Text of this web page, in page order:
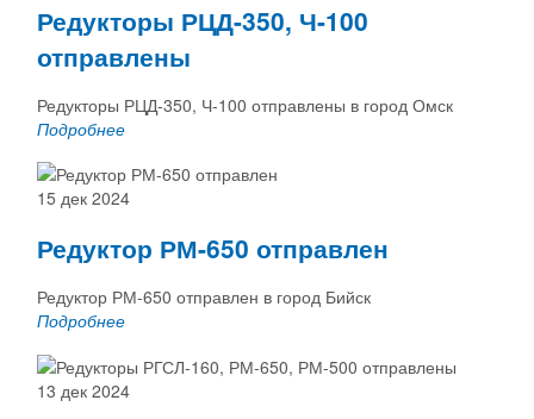
Редукторы РЦД-350, Ч-100
отправлены
Редукторы РЦД-350, Ч-100 отправлены в город Омск
Подробнее
15 дек 2024
Редуктор РМ-650 отправлен
Редуктор РМ-650 отправлен в город Бийск
Подробнее
13 дек 2024